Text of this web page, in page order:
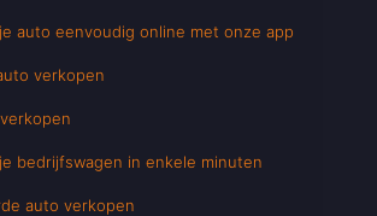
auto eenvoudig online met onze app
verkopen
bedrijfswagen in enkele minuten
auto verkopen